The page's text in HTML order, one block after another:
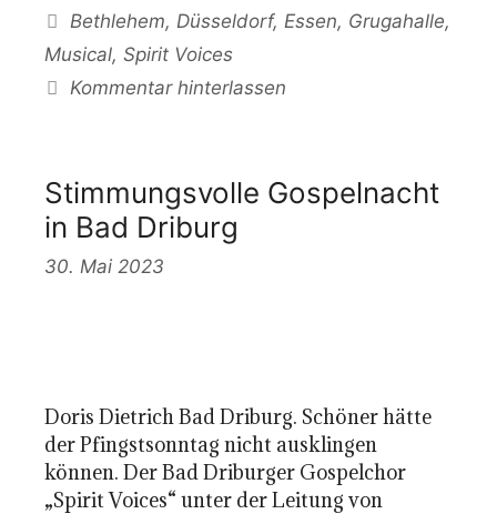
Schlagwörter
Bethlehem, Düsseldorf, Essen, Grugahalle,
Musical, Spirit Voices
Kommentar hinterlassen
Stimmungsvolle Gospelnacht
in Bad Driburg
30. Mai 2023
Doris Dietrich Bad Driburg. Schöner hätte
der Pfingstsonntag nicht ausklingen
können. Der Bad Driburger Gospelchor
„Spirit Voices“ unter der Leitung von